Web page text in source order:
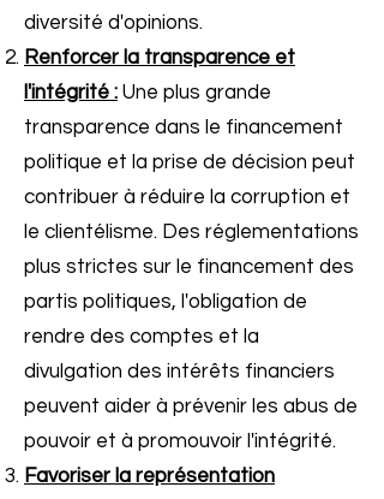
diversité d'opinions.
Renforcer la transparence et
l'intégrité : Une plus grande
transparence dans le financement
politique et la prise de décision peut
contribuer à réduire la corruption et
le clientélisme. Des réglementations
plus strictes sur le financement des
partis politiques, l'obligation de
rendre des comptes et la
divulgation des intérêts financiers
peuvent aider à prévenir les abus de
pouvoir et à promouvoir l'intégrité.
Favoriser la représentation